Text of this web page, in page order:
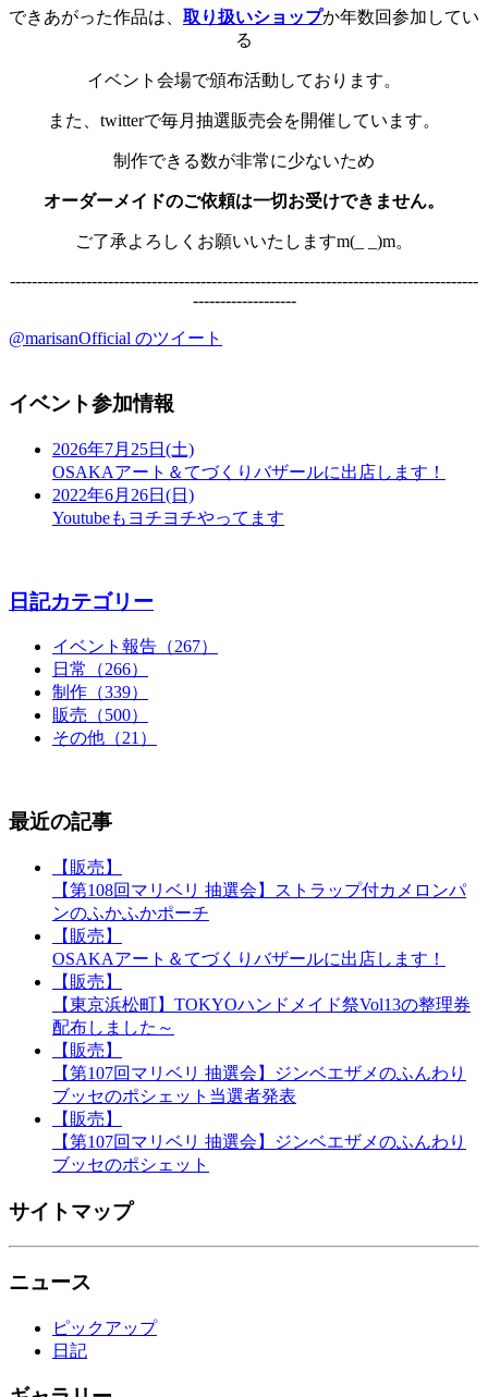
できあがった作品は、 取り扱いショップか年数回参加してい
る
イベント会場で頒布活動しております。
また、twitterで毎月抽選販売会を開催しています。
制作できる数が非常に少ないため
オーダーメイドのご依頼は一切お受けできません。
ご了承よろしくお願いいたしますm(_ _)m。
--------------------------------------------------------------------------------------
-------------------
@marisanOfficial のツイート
イベント参加情報
2026年7月25日(土)
OSAKAアート＆てづくりバザールに出店します！
2022年6月26日(日)
Youtubeもヨチヨチやってます
日記カテゴリー
イベント報告（267）
日常（266）
制作（339）
販売（500）
その他（21）
最近の記事
【販売】
【第108回マリベリ 抽選会】ストラップ付カメロンパ
ンのふかふかポーチ
【販売】
OSAKAアート＆てづくりバザールに出店します！
【販売】
【東京浜松町】TOKYOハンドメイド祭Vol13の整理券
配布しました～
【販売】
【第107回マリベリ 抽選会】ジンベエザメのふんわり
ブッセのポシェット当選者発表
【販売】
【第107回マリベリ 抽選会】ジンベエザメのふんわり
ブッセのポシェット
サイトマップ
ニュース
ピックアップ
日記